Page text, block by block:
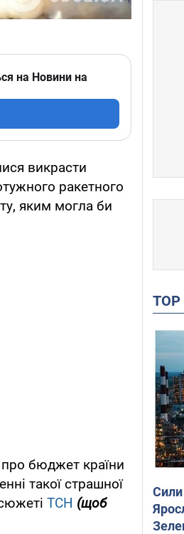
на Новини на
викрасти
ракетного
яким могла би
бюджет країни
такої страшної
ТСН (щоб